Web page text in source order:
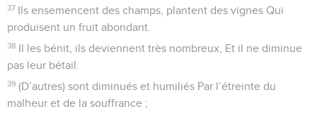
37 Ils ensemencent des champs, plantent des vignes Qui
produisent un fruit abondant.
38 Il les bénit, ils deviennent très nombreux, Et il ne diminue
pas leur bétail.
39 (D’autres) sont diminués et humiliés Par l’étreinte du
malheur et de la souffrance ;